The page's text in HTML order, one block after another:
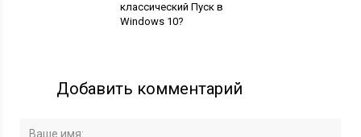
классический Пуск в
Windows 10?
Добавить комментарий